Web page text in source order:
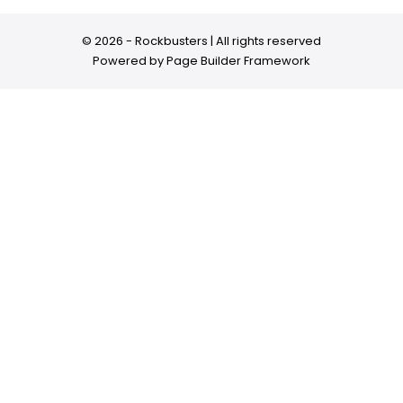
© 2026 - Rockbusters | All rights reserved
Powered byPage Builder Framework